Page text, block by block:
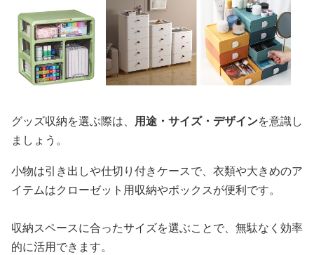
グッズ収納を選ぶ際は、 用途・サイズ・デザインを意識し
ましょう。
小物は引き出しや仕切り付きケースで、衣類や大きめのア
イテムはクローゼット用収納やボックスが便利です。
収納スペースに合ったサイズを選ぶことで、無駄なく効率
的に活用できます。